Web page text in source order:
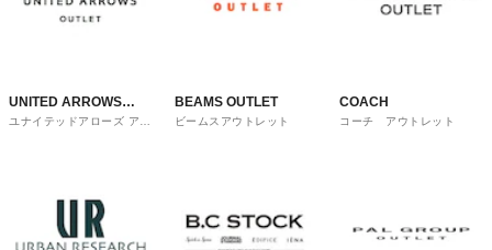
UNITED ARROWS
OUTLET
ユナイテッドアローズ アウ
BEAMS OUTLET
ビームスアウトレット
COACH
コーチ アウトレット